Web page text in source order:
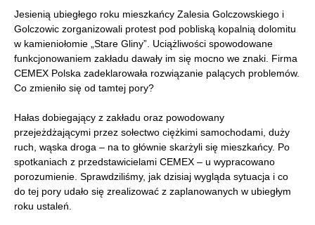
Jesienią ubiegłego roku mieszkańcy Zalesia Golczowskiego i
Golczowic zorganizowali protest pod pobliską kopalnią dolomitu
w kamieniołomie „Stare Gliny”. Uciążliwości spowodowane
funkcjonowaniem zakładu dawały im się mocno we znaki. Firma
CEMEX Polska zadeklarowała rozwiązanie palących problemów.
Co zmieniło się od tamtej pory?
Hałas dobiegający z zakładu oraz powodowany
przejeżdżającymi przez sołectwo ciężkimi samochodami, duży
ruch, wąska droga – na to głównie skarżyli się mieszkańcy. Po
spotkaniach z przedstawicielami CEMEX – u wypracowano
porozumienie. Sprawdziliśmy, jak dzisiaj wygląda sytuacja i co
do tej pory udało się zrealizować z zaplanowanych w ubiegłym
roku ustaleń.